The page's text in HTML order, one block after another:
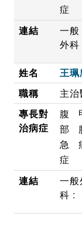
症
一般
外科
王珮
主治
腹
部
急
症
一般
科 :